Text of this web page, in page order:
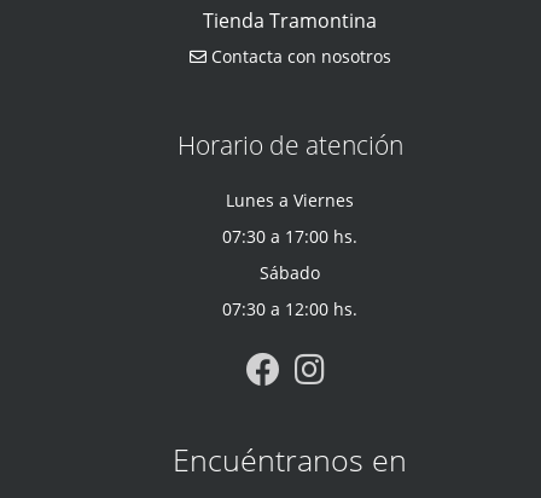
Tienda Tramontina
Contacta con nosotros
Horario de atención
Lunes a Viernes
07:30 a 17:00 hs.
Sábado
07:30 a 12:00 hs.
Encuéntranos en